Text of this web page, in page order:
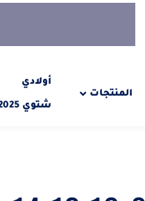
المنتجات
أولادي
شتوي 2025